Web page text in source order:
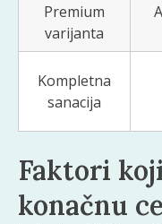
Premium
varijanta
Kompletna
sanacija
Faktori
konačnu